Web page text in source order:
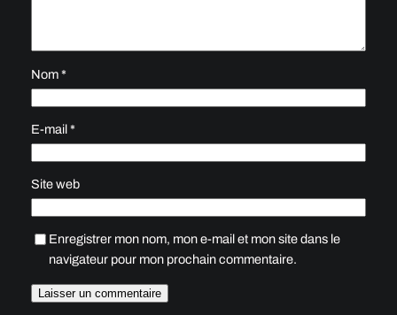
Nom*
E-mail*
Site web
Enregistrer mon nom, mon e-mail et mon site dans le
navigateur pour mon prochain commentaire.